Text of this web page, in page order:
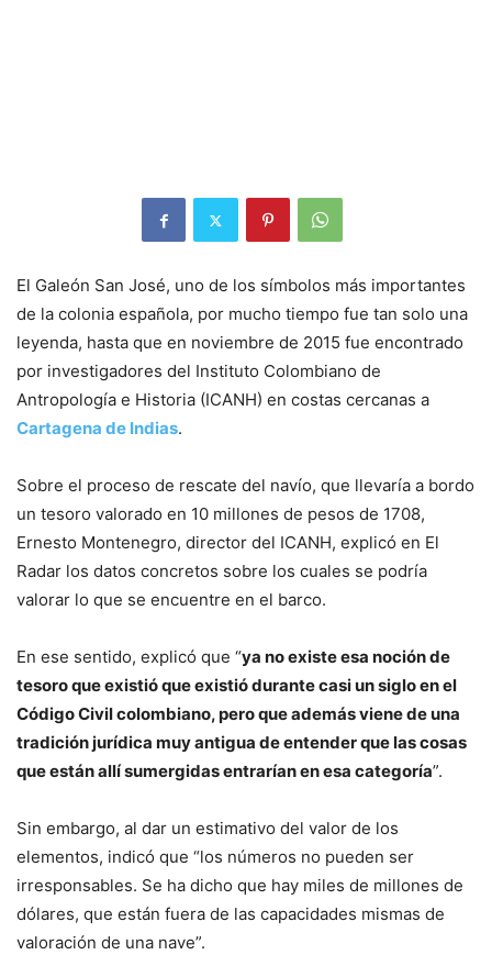
El Galeón San José, uno de los símbolos más importantes
de la colonia española, por mucho tiempo fue tan solo una
leyenda, hasta que en noviembre de 2015 fue encontrado
por investigadores del Instituto Colombiano de
Antropología e Historia (ICANH) en costas cercanas a
Cartagena de Indias.
Sobre el proceso de rescate del navío, que llevaría a bordo
un tesoro valorado en 10 millones de pesos de 1708,
Ernesto Montenegro, director del ICANH, explicó en El
Radar los datos concretos sobre los cuales se podría
valorar lo que se encuentre en el barco.
En ese sentido, explicó que “ya no existe esa noción de
tesoro que existió que existió durante casi un siglo en el
Código Civil colombiano, pero que además viene de una
tradición jurídica muy antigua de entender que las cosas
que están allí sumergidas entrarían en esa categoría”.
Sin embargo, al dar un estimativo del valor de los
elementos, indicó que “los números no pueden ser
irresponsables. Se ha dicho que hay miles de millones de
dólares, que están fuera de las capacidades mismas de
valoración de una nave”.